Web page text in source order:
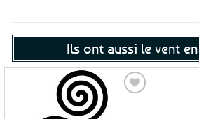
Ils ont aussi le vent